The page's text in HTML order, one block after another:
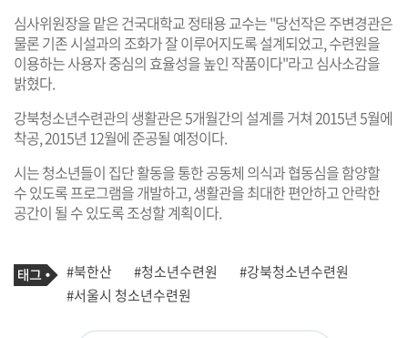
심사위원장을 맡은 건국대학교 정태용 교수는 "당선작은 주변경관은
물론 기존 시설과의 조화가 잘 이루어지도록 설계되었고, 수련원을
이용하는 사용자 중심의 효율성을 높인 작품이다"라고 심사소감을
밝혔다.
강북청소년수련관의 생활관은 5개월간의 설계를 거쳐 2015년 5월에
착공, 2015년 12월에 준공될 예정이다.
시는 청소년들이 집단 활동을 통한 공동체 의식과 협동심을 함양할
수 있도록 프로그램을 개발하고, 생활관을 최대한 편안하고 안락한
공간이 될 수 있도록 조성할 계획이다.
기
사
관
련
태
그
#북한산 #청소년수련원
#강북청소년수련원
#서울시 청소년수련원